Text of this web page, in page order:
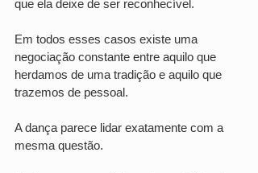
que ela deixe de ser reconhecível.
Em todos esses casos existe uma
negociação constante entre aquilo que
herdamos de uma tradição e aquilo que
trazemos de pessoal.
A dança parece lidar exatamente com a
mesma questão.